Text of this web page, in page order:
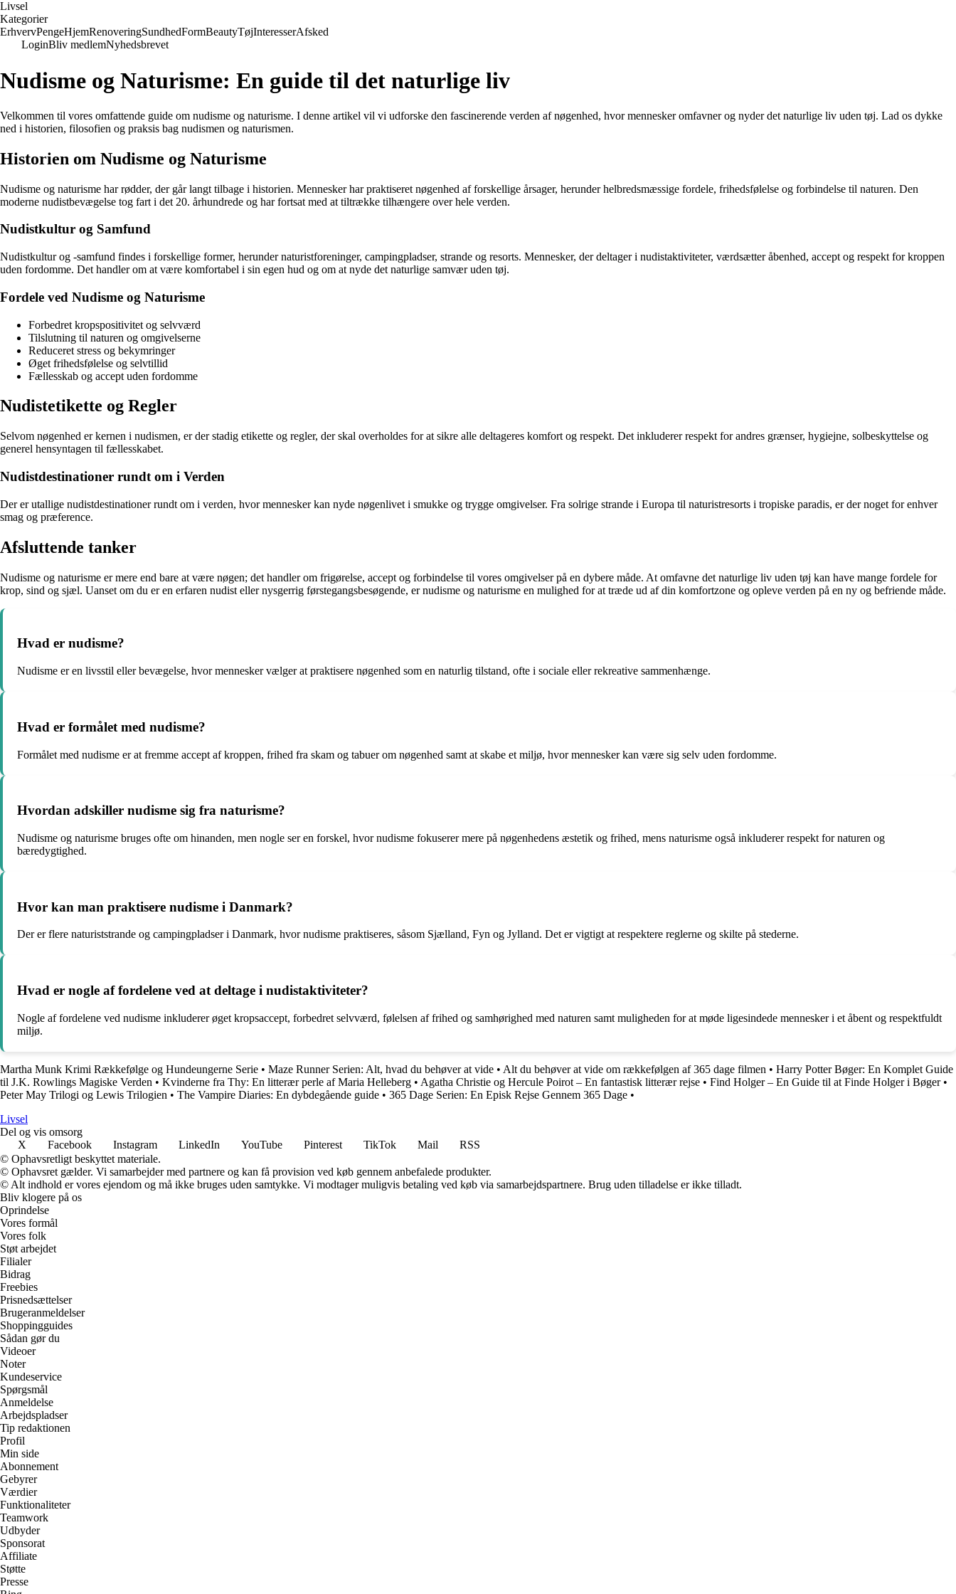
Livsel
Kategorier
ErhvervPengeHjemRenoveringSundhedFormBeautyTøjInteresserAfsked
LoginBliv medlemNyhedsbrevet
Nudisme og Naturisme: En guide til det naturlige liv
Velkommen til vores omfattende guide om nudisme og naturisme. I denne artikel vil vi udforske den fascinerende verden af nøgenhed, hvor mennesker omfavner og nyder det naturlige liv uden tøj. Lad os dykke
ned i historien, filosofien og praksis bag nudismen og naturismen.
Historien om Nudisme og Naturisme
Nudisme og naturisme har rødder, der går langt tilbage i historien. Mennesker har praktiseret nøgenhed af forskellige årsager, herunder helbredsmæssige fordele, frihedsfølelse og forbindelse til naturen. Den
moderne nudistbevægelse tog fart i det 20. århundrede og har fortsat med at tiltrække tilhængere over hele verden.
Nudistkultur og Samfund
Nudistkultur og -samfund findes i forskellige former, herunder naturistforeninger, campingpladser, strande og resorts. Mennesker, der deltager i nudistaktiviteter, værdsætter åbenhed, accept og respekt for kroppen
uden fordomme. Det handler om at være komfortabel i sin egen hud og om at nyde det naturlige samvær uden tøj.
Fordele ved Nudisme og Naturisme
Forbedret kropspositivitet og selvværd
Tilslutning til naturen og omgivelserne
Reduceret stress og bekymringer
Øget frihedsfølelse og selvtillid
Fællesskab og accept uden fordomme
Nudistetikette og Regler
Selvom nøgenhed er kernen i nudismen, er der stadig etikette og regler, der skal overholdes for at sikre alle deltageres komfort og respekt. Det inkluderer respekt for andres grænser, hygiejne, solbeskyttelse og
generel hensyntagen til fællesskabet.
Nudistdestinationer rundt om i Verden
Der er utallige nudistdestinationer rundt om i verden, hvor mennesker kan nyde nøgenlivet i smukke og trygge omgivelser. Fra solrige strande i Europa til naturistresorts i tropiske paradis, er der noget for enhver
smag og præference.
Afsluttende tanker
Nudisme og naturisme er mere end bare at være nøgen; det handler om frigørelse, accept og forbindelse til vores omgivelser på en dybere måde. At omfavne det naturlige liv uden tøj kan have mange fordele for
krop, sind og sjæl. Uanset om du er en erfaren nudist eller nysgerrig førstegangsbesøgende, er nudisme og naturisme en mulighed for at træde ud af din komfortzone og opleve verden på en ny og befriende måde.
Hvad er nudisme?
Nudisme er en livsstil eller bevægelse, hvor mennesker vælger at praktisere nøgenhed som en naturlig tilstand, ofte i sociale eller rekreative sammenhænge.
Hvad er formålet med nudisme?
Formålet med nudisme er at fremme accept af kroppen, frihed fra skam og tabuer om nøgenhed samt at skabe et miljø, hvor mennesker kan være sig selv uden fordomme.
Hvordan adskiller nudisme sig fra naturisme?
Nudisme og naturisme bruges ofte om hinanden, men nogle ser en forskel, hvor nudisme fokuserer mere på nøgenhedens æstetik og frihed, mens naturisme også inkluderer respekt for naturen og
bæredygtighed.
Hvor kan man praktisere nudisme i Danmark?
Der er flere naturiststrande og campingpladser i Danmark, hvor nudisme praktiseres, såsom Sjælland, Fyn og Jylland. Det er vigtigt at respektere reglerne og skilte på stederne.
Hvad er nogle af fordelene ved at deltage i nudistaktiviteter?
Nogle af fordelene ved nudisme inkluderer øget kropsaccept, forbedret selvværd, følelsen af frihed og samhørighed med naturen samt muligheden for at møde ligesindede mennesker i et åbent og respektfuldt
miljø.
Martha Munk Krimi Rækkefølge og Hundeungerne Serie • Maze Runner Serien: Alt, hvad du behøver at vide • Alt du behøver at vide om rækkefølgen af ​​365 dage filmen • Harry Potter Bøger: En Komplet Guide
til J.K. Rowlings Magiske Verden • Kvinderne fra Thy: En litterær perle af Maria Helleberg • Agatha Christie og Hercule Poirot – En fantastisk litterær rejse • Find Holger – En Guide til at Finde Holger i Bøger•
Peter May Trilogi og Lewis Trilogien • The Vampire Diaries: En dybdegående guide • 365 Dage Serien: En Episk Rejse Gennem 365 Dage •
Livsel
Del og vis omsorg
X
Facebook Instagram LinkedIn YouTube Pinterest TikTok Mail
RSS
© Ophavsretligt beskyttet materiale.
© Ophavsret gælder. Vi samarbejder med partnere og kan få provision ved køb gennem anbefalede produkter.
© Alt indhold er vores ejendom og må ikke bruges uden samtykke. Vi modtager muligvis betaling ved køb via samarbejdspartnere. Brug uden tilladelse er ikke tilladt.
Bliv klogere på os
Oprindelse
Vores formål
Vores folk
Støt arbejdet
Filialer
Bidrag
Freebies
Prisnedsættelser
Brugeranmeldelser
Shoppingguides
Sådan gør du
Videoer
Noter
Kundeservice
Spørgsmål
Anmeldelse
Arbejdspladser
Tip redaktionen
Profil
Min side
Abonnement
Gebyrer
Værdier
Funktionaliteter
Teamwork
Udbyder
Sponsorat
Affiliate
Støtte
Presse